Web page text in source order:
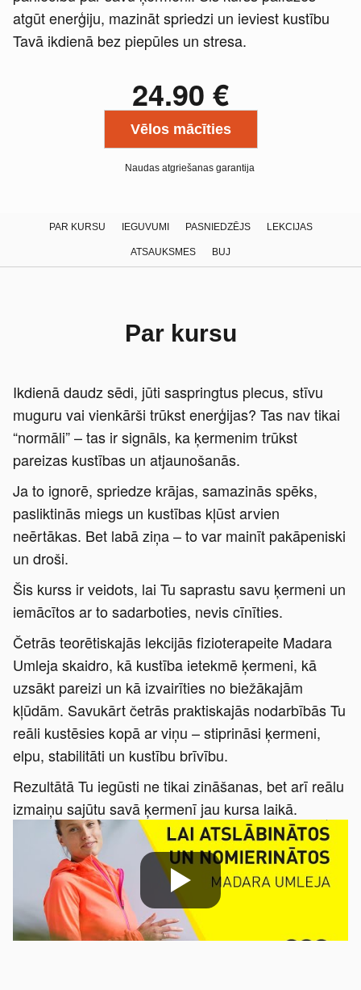
atgūt enerģiju, mazināt spriedzi un ieviest kustību
Tavā ikdienā bez piepūles un stresa.
24.90 €
Vēlos mācīties
Naudas atgriešanas garantija
PAR KURSU IEGUVUMI PASNIEDZĒJS LEKCIJAS
ATSAUKSMES BUJ
Par kursu
Ikdienā daudz sēdi, jūti saspringtus plecus, stīvu
muguru vai vienkārši trūkst enerģijas? Tas nav tikai
“normāli” – tas ir signāls, ka ķermenim trūkst
pareizas kustības un atjaunošanās.
Ja to ignorē, spriedze krājas, samazinās spēks,
pasliktinās miegs un kustības kļūst arvien
neērtākas. Bet labā ziņa – to var mainīt pakāpeniski
un droši.
Šis kurss ir veidots, lai Tu saprastu savu ķermeni un
iemācītos ar to sadarboties, nevis cīnīties.
Četrās teorētiskajās lekcijās fizioterapeite Madara
Umleja skaidro, kā kustība ietekmē ķermeni, kā
uzsākt pareizi un kā izvairīties no biežākajām
kļūdām. Savukārt četrās praktiskajās nodarbībās Tu
reāli kustēsies kopā ar viņu – stiprināsi ķermeni,
elpu, stabilitāti un kustību brīvību.
Rezultātā Tu iegūsti ne tikai zināšanas, bet arī reālu
izmaiņu sajūtu savā ķermenī jau kursa laikā.